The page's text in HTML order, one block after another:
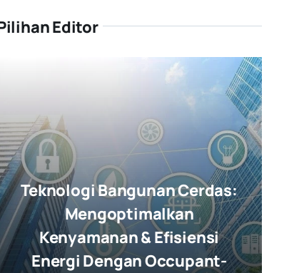
Editor
Teknologi Bangunan Cerdas:
Mengoptimalkan
Kenyamanan & Efisiensi
Energi Dengan Occupant-